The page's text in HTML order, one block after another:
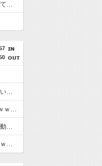
【悲報】イッヌさん、飼い主の『レズプレイ』を見てドン引き・・・
令和の日本人「別にアスリートレベルの体力が欲しい訳じゃない。8時間仕事して夜にちょっとした自炊できて風呂入れたらいい」
【衝撃】革製のカバン（100円）がコレらしいｗｗｗｗｗｗｗｗ
【悲報】呪術廻戦の五条悟さん、バングラデシュを動かすｗｗｗｗｗｗｗｗ
人生初のパエリアを食った女の子、お気持ち表明ｗｗｗｗｗｗｗｗｗ